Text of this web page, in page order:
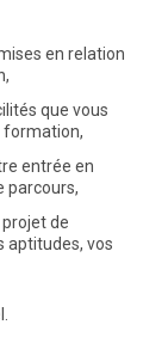
en relation
que vous
formation,
entrée en
parcours,
de
aptitudes, vos